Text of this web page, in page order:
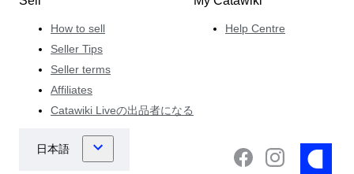
How to sell
Seller Tips
Seller terms
Affiliates
Catawiki Liveの出品者になる
Help Centre